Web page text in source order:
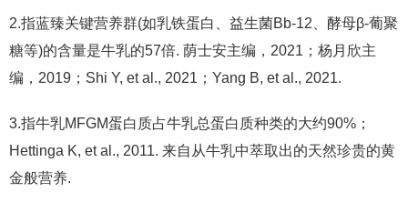
2.指蓝臻关键营养群(如乳铁蛋白、益生菌Bb-12、酵母β-葡聚
糖等)的含量是牛乳的57倍. 荫士安主编，2021；杨月欣主
编，2019；Shi Y, et al., 2021；Yang B, et al., 2021.
3.指牛乳MFGM蛋白质占牛乳总蛋白质种类的大约90%；
Hettinga K, et al., 2011. 来自从牛乳中萃取出的天然珍贵的黄
金般营养.